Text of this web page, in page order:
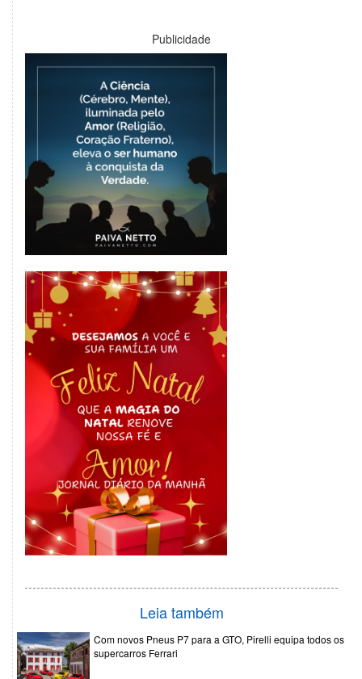
Publicidade
Leia também
Com novos Pneus P7 para a GTO, Pirelli equipa todos os
supercarros Ferrari